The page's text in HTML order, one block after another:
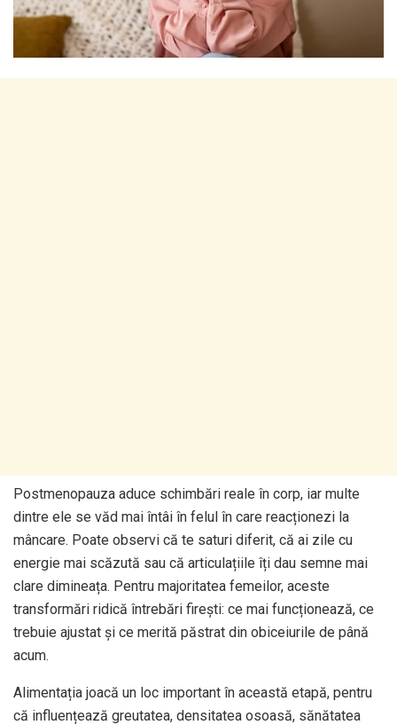
Postmenopauza aduce schimbări reale în corp, iar multe
dintre ele se văd mai întâi în felul în care reacționezi la
mâncare. Poate observi că te saturi diferit, că ai zile cu
energie mai scăzută sau că articulațiile îți dau semne mai
clare dimineața. Pentru majoritatea femeilor, aceste
transformări ridică întrebări firești: ce mai funcționează, ce
trebuie ajustat și ce merită păstrat din obiceiurile de până
acum.
Alimentația joacă un loc important în această etapă, pentru
că influențează greutatea, densitatea osoasă, sănătatea